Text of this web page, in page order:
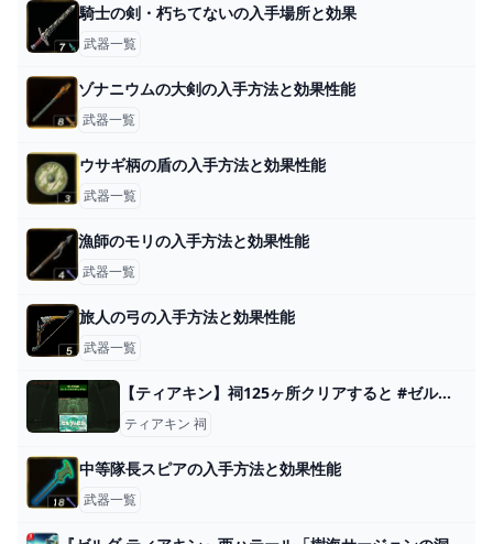
騎士の剣・朽ちてないの入手場所と効果
武器一覧
ゾナニウムの大剣の入手方法と効果性能
武器一覧
ウサギ柄の盾の入手方法と効果性能
武器一覧
漁師のモリの入手方法と効果性能
武器一覧
旅人の弓の入手方法と効果性能
武器一覧
【ティアキン】祠125ヶ所クリアすると #ゼルダの伝説ティアーズオブザキングダム - YouTube
ティアキン 祠
中等隊長スピアの入手方法と効果性能
武器一覧